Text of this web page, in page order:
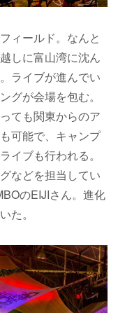
ィールド。なんと
しに富山湾に沈ん
ライブが進んでい
グが会場を包む。
ても関東からのア
可能で、キャンプ
イブも行われる。
などを担当してい
のEIJIさん。進化
た。